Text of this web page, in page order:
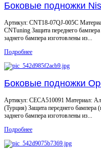
Боковые подножки
Артикул: CNT18-07QJ-005C
CNTuning Защита переднего
заднего бампера изготовлены из...
Подробнее
Боковые подножки
Артикул: CECA510091 Материал:
(Турция) Защита переднего бампера
заднего бампера изготовлены из...
Подробнее